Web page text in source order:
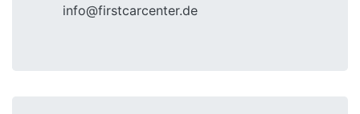
info@firstcarcenter.de